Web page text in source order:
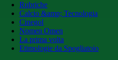
Rubriche
Calcio &amp; Tecnologia
Cinegol
Nomen Omen
La prima volta
Etimologie da Spogliatoio